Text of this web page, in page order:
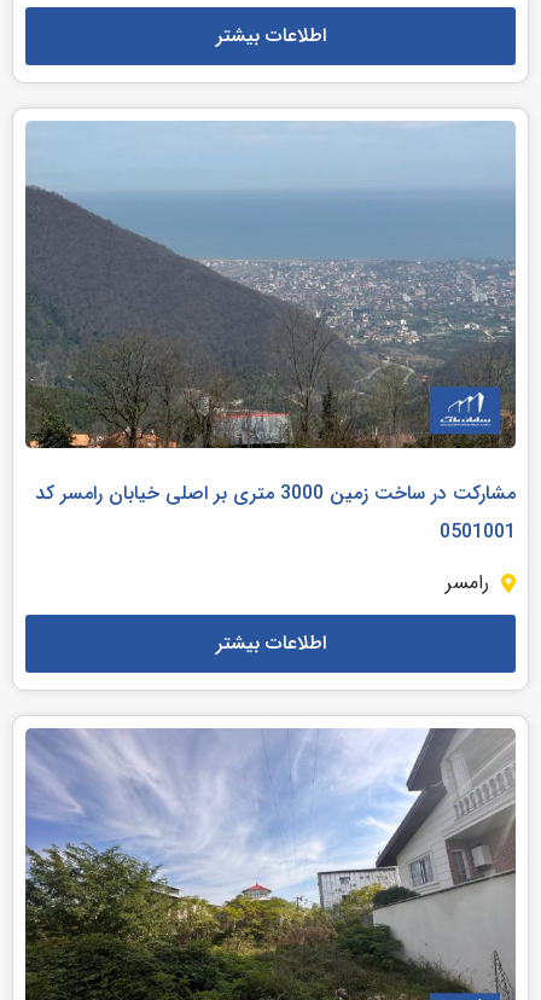
اطلاعات بیشتر
مشارکت در ساخت زمین 3000 متری بر اصلی خیابان رامسر کد
0501001
رامسر
اطلاعات بیشتر